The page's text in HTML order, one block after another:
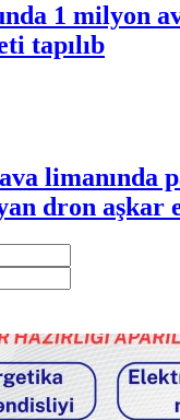
1 milyon
tapılıb
limanında
dron aşkar